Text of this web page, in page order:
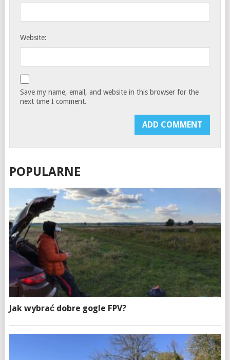
Website:
Save my name, email, and website in this browser for the
next time I comment.
POPULARNE